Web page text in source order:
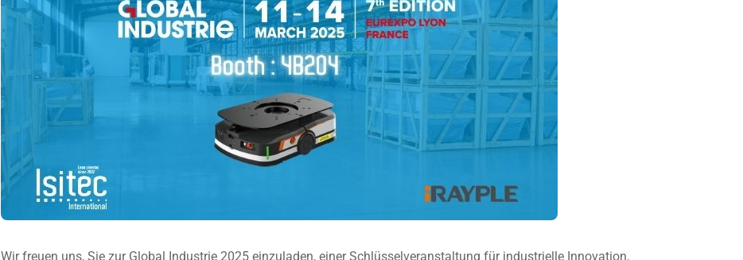
Wir freuen uns, Sie zur Global Industrie 2025 einzuladen, einer Schlüsselveranstaltung für industrielle Innovation,